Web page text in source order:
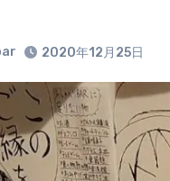
2020年12月25日